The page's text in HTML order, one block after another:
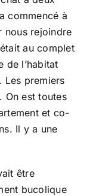
commencé à
nous rejoindre
au complet
de l’habitat
Les premiers
On est toutes
et co-
Il y a une
être
bucolique